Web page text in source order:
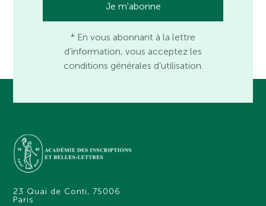
* En vous abonnant à la lettre
d’information, vous acceptez les
conditions générales d’utilisation.
23 Quai de Conti, 75006
Paris